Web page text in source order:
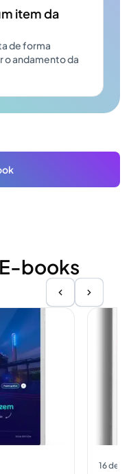
item da
de forma
andamento da
books
16 de